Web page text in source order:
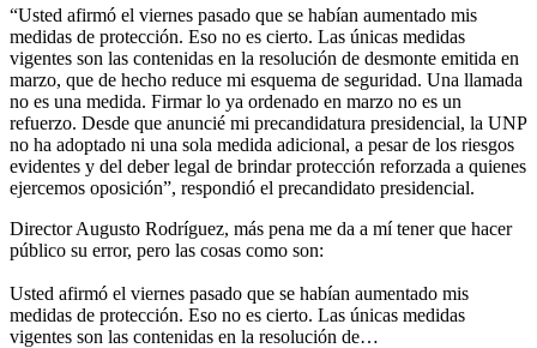
“Usted afirmó el viernes pasado que se habían aumentado mis
medidas de protección. Eso no es cierto. Las únicas medidas
vigentes son las contenidas en la resolución de desmonte emitida en
marzo, que de hecho reduce mi esquema de seguridad. Una llamada
no es una medida. Firmar lo ya ordenado en marzo no es un
refuerzo. Desde que anuncié mi precandidatura presidencial, la UNP
no ha adoptado ni una sola medida adicional, a pesar de los riesgos
evidentes y del deber legal de brindar protección reforzada a quienes
ejercemos oposición”, respondió el precandidato presidencial.
Director Augusto Rodríguez, más pena me da a mí tener que hacer
público su error, pero las cosas como son:
Usted afirmó el viernes pasado que se habían aumentado mis
medidas de protección. Eso no es cierto. Las únicas medidas
vigentes son las contenidas en la resolución de…